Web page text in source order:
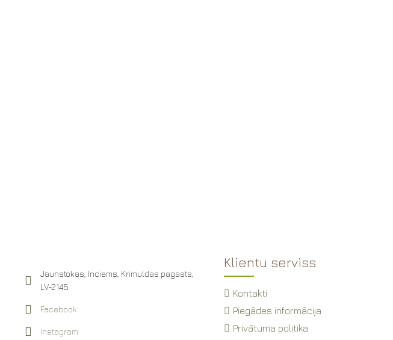
Jaunstokas, Inciems, Krimuldas pagasts,
LV-2145
Facebook
Instagram
Klientu serviss
Kontakti
Piegādes informācija
Privātuma politika